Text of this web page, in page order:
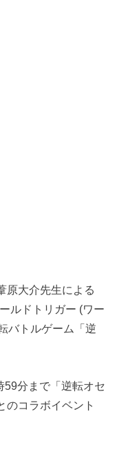
原大介先生による
ルドトリガー (ワー
バトルゲーム「逆
59分まで「逆転オセ
のコラボイベント